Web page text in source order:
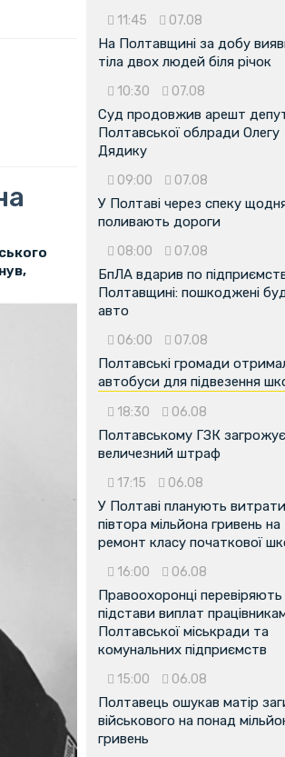
11:45 07.08
На Полтавщині за добу
тіла двох людей біля річок
10:30 07.08
Суд продовжив арешт
Полтавської облради Олегу
Дядику
09:00 07.08
У Полтаві через спеку
поливають дороги
08:00 07.08
БпЛА вдарив по
Полтавщині: пошкоджені
авто
06:00 07.08
Полтавські громади
автобуси для підвезення
18:30 06.08
Полтавському ГЗК загрожує
величезний штраф
17:15 06.08
У Полтаві планують
півтора мільйона гривень на
ремонт класу початкової
16:00 06.08
Правоохоронці перевіряють
підстави виплат
Полтавської міськради та
комунальних підприємств
15:00 06.08
Полтавець ошукав матір
військового на понад
гривень